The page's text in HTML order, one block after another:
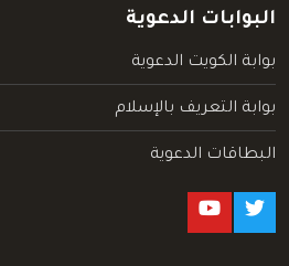
البوابات الدعوية
بوابة الكويت الدعوية
بوابة التعريف بالإسلام
البطاقات الدعوية